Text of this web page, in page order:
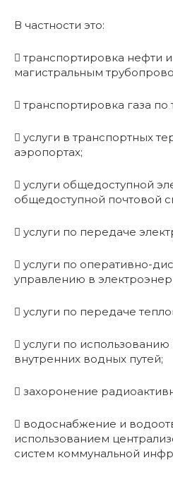
В частности это:
 транспортировка нефти
магистральным
 транспортировка газа
 услуги в транспортных
аэропортах;
 услуги общедоступной
общедоступной почтовой
 услуги по передаче
 услуги по оперативно-
управлению в
 услуги по передаче
 услуги по
внутренних водных путей;
 захоронение
 водоснабжение и
использованием
систем коммунальной